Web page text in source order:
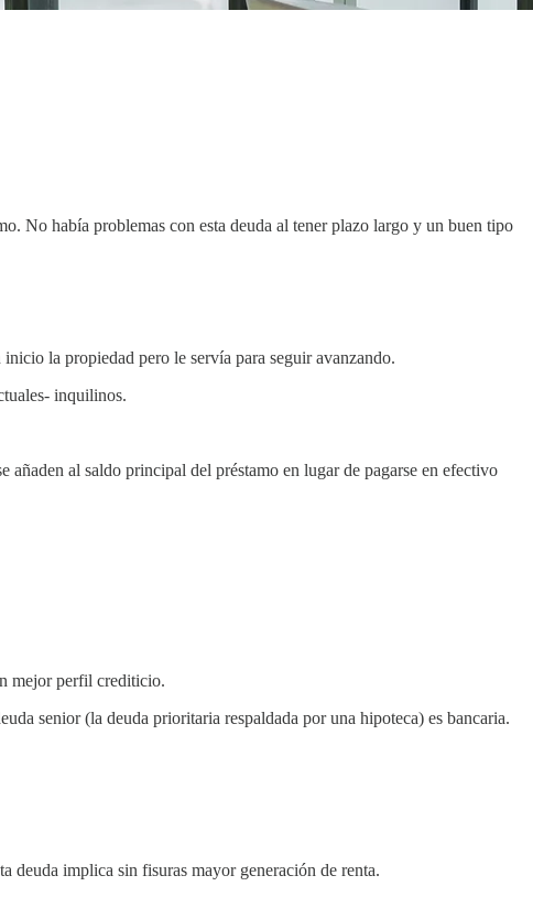
No había problemas con esta deuda al tener plazo largo y un buen tipo
la propiedad pero le servía para seguir avanzando.
inquilinos.
al saldo principal del préstamo en lugar de pagarse en efectivo
mejor perfil crediticio.
senior (la deuda prioritaria respaldada por una hipoteca) es bancaria.
deuda implica sin fisuras mayor generación de renta.